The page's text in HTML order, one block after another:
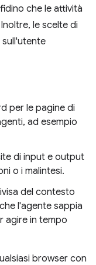
che le attività
le scelte di
per le pagine di
ad esempio
di input e output
o i malintesi.
del contesto
l'agente sappia
agire in tempo
browser con